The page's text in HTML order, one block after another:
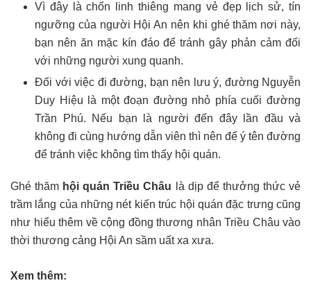
Vì đây là chốn linh thiêng mang vẻ đẹp lịch sử, tín
ngưỡng của người Hội An nên khi ghé thăm nơi này,
bạn nên ăn mặc kín đáo để tránh gây phản cảm đối
với những người xung quanh.
Đối với việc đi đường, bạn nên lưu ý, đường Nguyễn
Duy Hiệu là một đoạn đường nhỏ phía cuối đường
Trần Phú. Nếu bạn là người đến đây lần đầu và
không đi cùng hướng dẫn viên thì nên để ý tên đường
để tránh việc không tìm thấy hội quán.
Ghé thăm hội quán Triều Châu là dịp để thưởng thức vẻ
trầm lắng của những nét kiến trúc hội quán đặc trưng cũng
như hiểu thêm về cộng đồng thương nhân Triều Châu vào
thời thương cảng Hội An sầm uất xa xưa.
Xem thêm: